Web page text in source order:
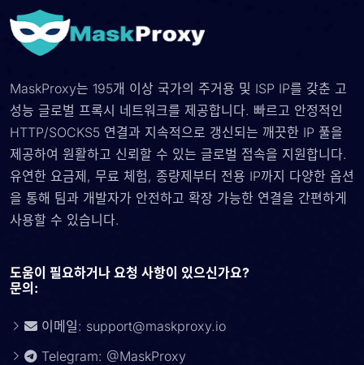
MaskProxy는 195개 이상 국가의 주거용 및 ISP IP를 갖춘 고
성능 글로벌 프록시 네트워크를 제공합니다. 빠르고 안정적인
HTTP/SOCKS5 연결과 지속적으로 갱신되는 깨끗한 IP 풀을
제공하여 원활하고 신뢰할 수 있는 글로벌 접속을 지원합니다.
유연한 요금제, 무료 체험, 종량제부터 전용 IP까지 다양한 옵션
을 통해 팀과 개발자가 안전하고 확장 가능한 연결을 간편하게
사용할 수 있습니다.
도움이 필요하거나 요청 사항이 있으신가요?
문의:
이메일: support@maskproxy.io
Telegram: @MaskProxy